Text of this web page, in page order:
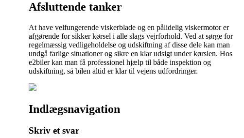
Afsluttende tanker
At have velfungerende viskerblade og en pålidelig viskermotor er
afgørende for sikker kørsel i alle slags vejrforhold. Ved at sørge for
regelmæssig vedligeholdelse og udskiftning af disse dele kan man
undgå farlige situationer og sikre en klar udsigt under kørslen. Hos
e2biler kan man få professionel hjælp til både inspektion og
udskiftning, så bilen altid er klar til vejens udfordringer.
Indlægsnavigation
Skriv et svar